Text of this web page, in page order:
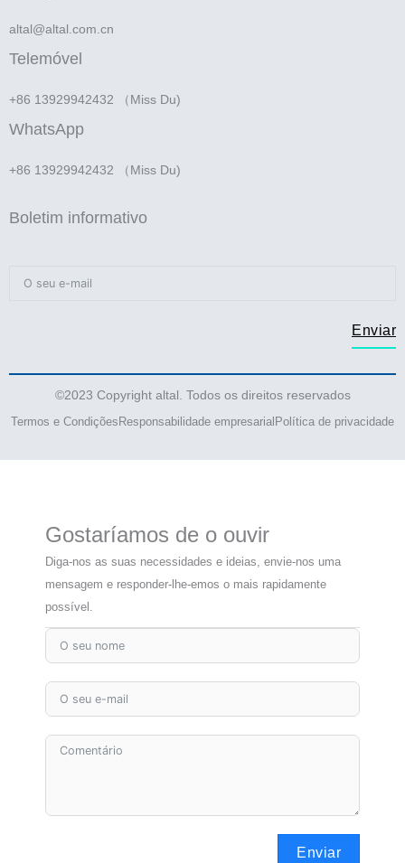
altal@altal.com.cn
Telemóvel
+86 13929942432 （Miss Du)
WhatsApp
+86 13929942432 （Miss Du)
Boletim informativo
Enviar
©2023 Copyright altal. Todos os direitos reservados
Termos e Condições Responsabilidade empresarial Política de privacidade
Gostaríamos de o ouvir
Diga-nos as suas necessidades e ideias, envie-nos uma
mensagem e responder-lhe-emos o mais rapidamente
possível.
Enviar